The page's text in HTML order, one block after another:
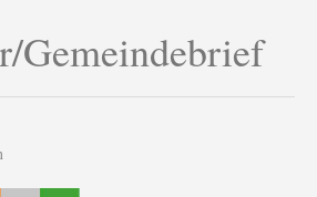
Gemeindebrief